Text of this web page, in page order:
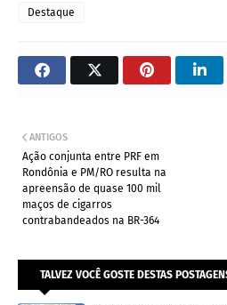
Destaque
ANTIGOS
Ação conjunta entre PRF em
Rondônia e PM/RO resulta na
apreensão de quase 100 mil
maços de cigarros
contrabandeados na BR-364
TALVEZ VOCÊ GOSTE DESTAS